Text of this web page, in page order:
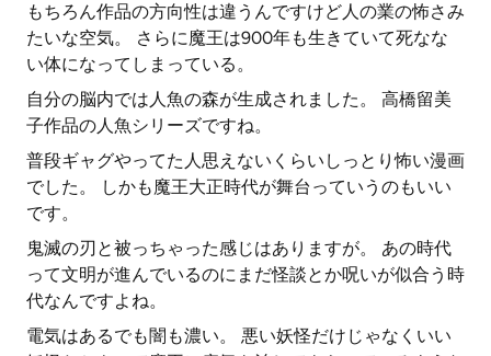
もちろん作品の方向性は違うんですけど人の業の怖さみ
たいな空気。 さらに魔王は900年も生きていて死なな
い体になってしまっている。
自分の脳内では人魚の森が生成されました。 高橋留美
子作品の人魚シリーズですね。
普段ギャグやってた人思えないくらいしっとり怖い漫画
でした。 しかも魔王大正時代が舞台っていうのもいい
です。
鬼滅の刃と被っちゃった感じはありますが。 あの時代
って文明が進んでいるのにまだ怪談とか呪いが似合う時
代なんですよね。
電気はあるでも闇も濃い。 悪い妖怪だけじゃなくいい